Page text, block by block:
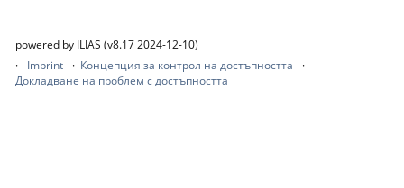
powered by ILIAS (v8.17 2024-12-10)
Imprint
Концепция за контрол на достъпността
Докладване на проблем с достъпността